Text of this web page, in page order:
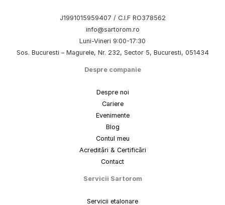
J1991015959407 / C.I.F RO378562
info@sartorom.ro
Luni-Vineri 9:00-17:30
Sos. Bucuresti – Magurele, Nr. 232, Sector 5, Bucuresti, 051434
Despre companie
Despre noi
Cariere
Evenimente
Blog
Contul meu
Acreditări & Certificări
Contact
Servicii Sartorom
Servicii etalonare